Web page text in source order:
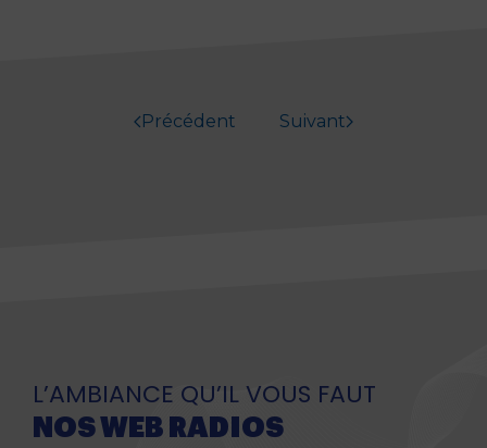
Précédent Suivant
L’AMBIANCE QU’IL VOUS FAUT
NOS WEB RADIOS